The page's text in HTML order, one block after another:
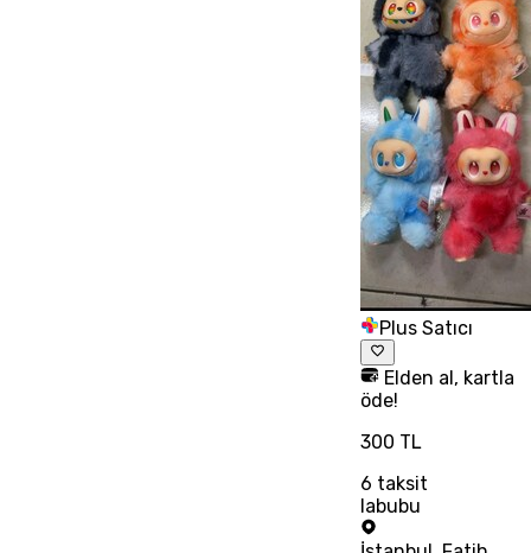
Plus Satıcı
Elden al, kartla
öde!
300 TL
6 taksit
labubu